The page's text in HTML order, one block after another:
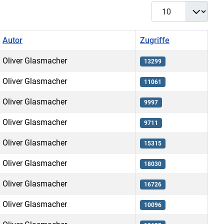
Anzeige #
Autor Zugriffe
Oliver Glasmacher 13299
Oliver Glasmacher 11061
Oliver Glasmacher 9997
Oliver Glasmacher 9711
Oliver Glasmacher 15315
Oliver Glasmacher 18030
Oliver Glasmacher 16726
Oliver Glasmacher 10096